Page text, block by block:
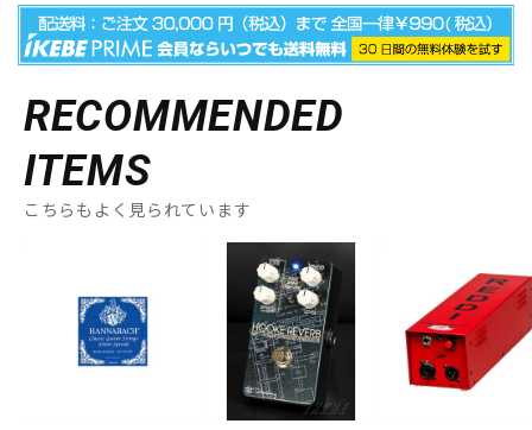
RECOMMENDED
ITEMS
こちらもよく見られています